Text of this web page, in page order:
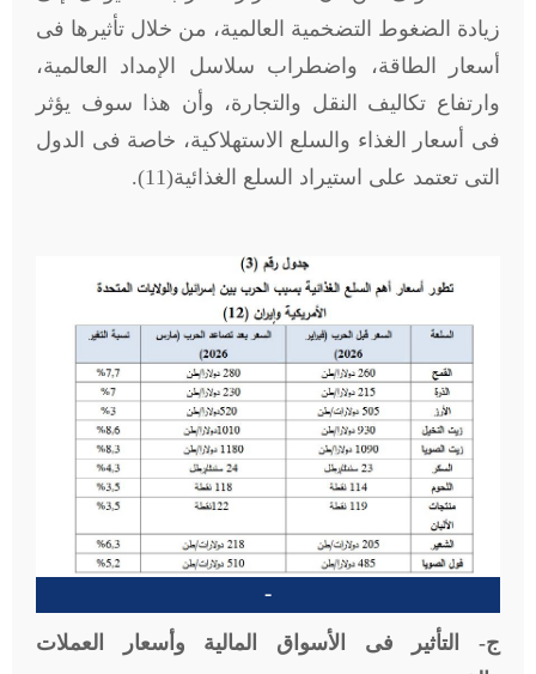
زيادة الضغوط التضخمية العالمية، من خلال تأثيرها فى
أسعار الطاقة، واضطراب سلاسل الإمداد العالمية،
وارتفاع تكاليف النقل والتجارة، وأن هذا سوف يؤثر
فى أسعار الغذاء والسلع الاستهلاكية، خاصة فى الدول
التى تعتمد على استيراد السلع الغذائية(11).
-
ج- التأثير فى الأسواق المالية وأسعار العملات